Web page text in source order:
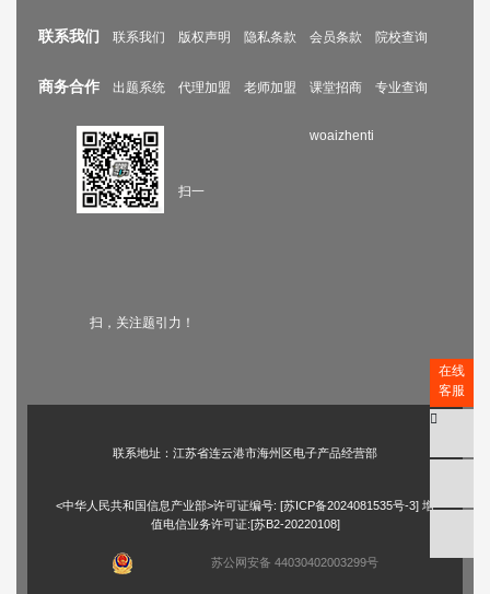
联系我们 联系我们 版权声明 隐私条款 会员条款 院校查询
商务合作 出题系统 代理加盟 老师加盟 课堂招商 专业查询
扫一
扫，关注题引力！
woaizhenti
联系地址：江苏省连云港市海州区电子产品经营部
<中华人民共和国信息产业部>许可证编号: [苏ICP备2024081535号-3] 增
值电信业务许可证:[苏B2-20220108]
苏公网安备 44030402003299号
在线
客服